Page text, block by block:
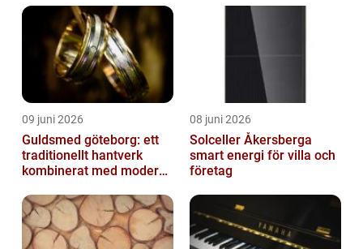
09 juni 2026
Guldsmed göteborg: ett
traditionellt hantverk
kombinerat med modern
08 juni 2026
Solceller Åkersberga
smart energi för villa och
företag